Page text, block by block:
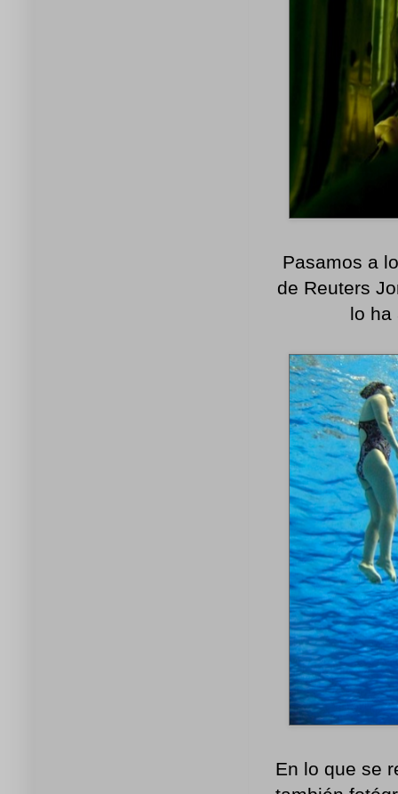
Pasamos a
de Reuters
lo ha
En lo que se